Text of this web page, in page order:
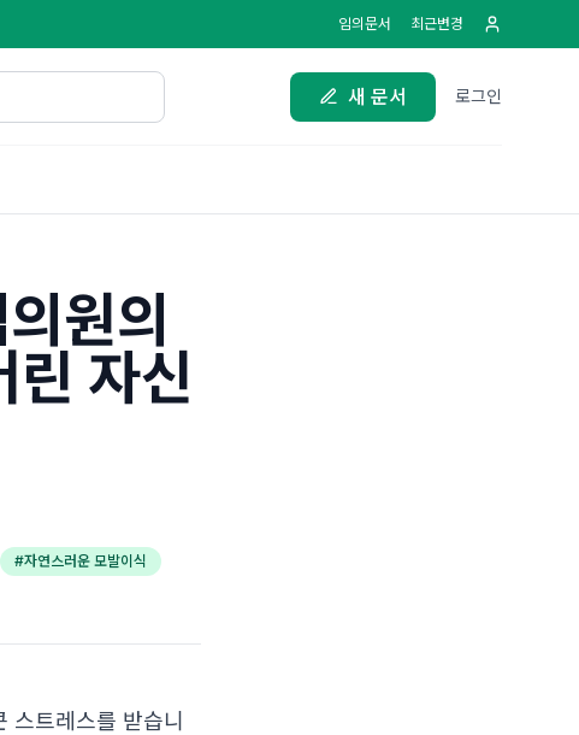
임의문서 최근변경
새 문서 로그인
원의
린 자신
#자연스러운 모발이식
스트레스를 받습니